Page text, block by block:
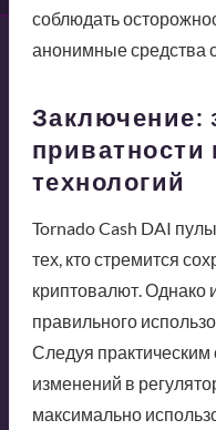
соблюдать
анонимные средства
Заключение:
технологий
Tornado Cash DAI
тех, кто стремится
криптовалют. Однако
правильного
Следуя практическим
изменений в
максимально